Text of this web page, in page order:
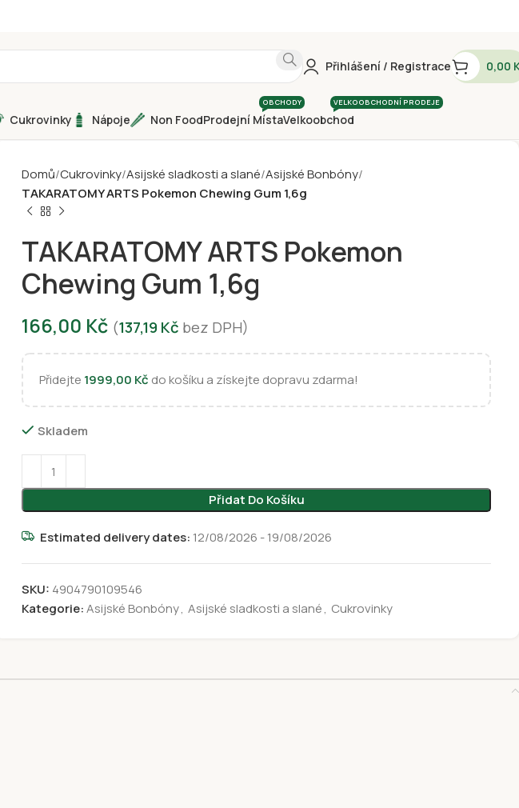
Přihlášení / Registrace 0,00
Cukrovinky Nápoje Non FoodProdejní Místa
OBCHODY
Velkoobchod
VELKOOBCHODNÍ PRODEJE
Domů Cukrovinky Asijské sladkosti a slané Asijské Bonbóny
TAKARATOMY ARTS Pokemon Chewing Gum 1,6g
TAKARATOMY ARTS Pokemon
Chewing Gum 1,6g
166,00 Kč (137,19 Kč bez DPH)
Přidejte 1999,00 Kč do košíku a získejte dopravu zdarma!
Skladem
Přidat Do Košíku
Estimated delivery dates: 12/08/2026 - 19/08/2026
SKU: 4904790109546
Kategorie:Asijské Bonbóny, Asijské sladkosti a slané, Cukrovinky